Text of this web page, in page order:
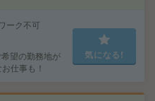
ーク不可
望の勤務地が
仕事も！
気になる!